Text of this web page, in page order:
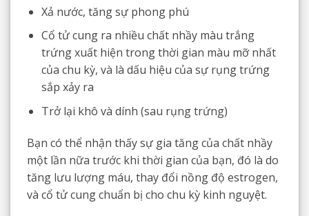
Xả nước, tăng sự phong phú
Cổ tử cung ra nhiều chất nhầy màu trắng
trứng xuất hiện trong thời gian màu mỡ nhất
của chu kỳ, và là dấu hiệu của sự rụng trứng
sắp xảy ra
Trở lại khô và dính (sau rụng trứng)
Bạn có thể nhận thấy sự gia tăng của chất nhầy
một lần nữa trước khi thời gian của bạn, đó là do
tăng lưu lượng máu, thay đổi nồng độ estrogen,
và cổ tử cung chuẩn bị cho chu kỳ kinh nguyệt.